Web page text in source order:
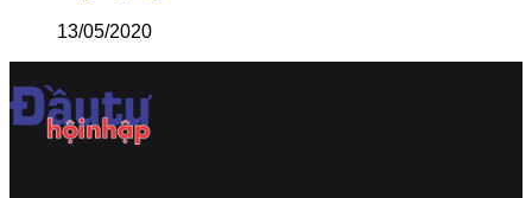
13/05/2020